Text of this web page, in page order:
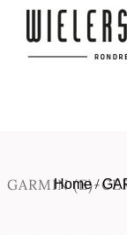
GARMIN (E)-
Home/